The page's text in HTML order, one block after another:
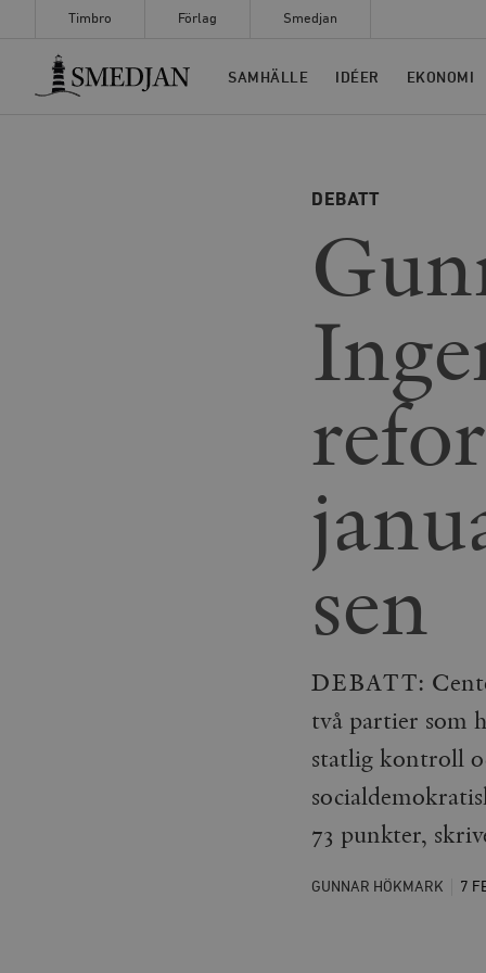
Timbro Förlag Smedjan
Timbro
SAMHÄLLE IDÉER EKONOMI
DEBATT
sen
DEBATT:
två partier som
statlig kontroll
73 punkter,
GUNNAR HÖKMARK 7